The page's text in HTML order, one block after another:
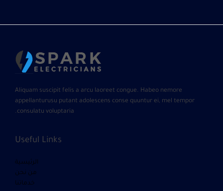
Aliquam suscipit felis a arcu laoreet congue. Habeo nemore
appellanturusu putant adolescens conse quuntur ei, mel tempor
consulatu voluptaria.
Useful Links
الرئيسية
من نحن
خدماتنا